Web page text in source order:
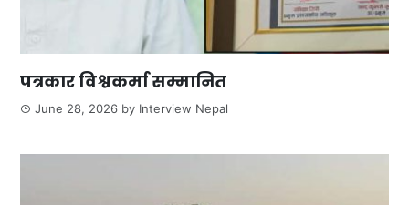
पत्रकार विश्वकर्मा सम्मानित
June 28, 2026 by Interview Nepal